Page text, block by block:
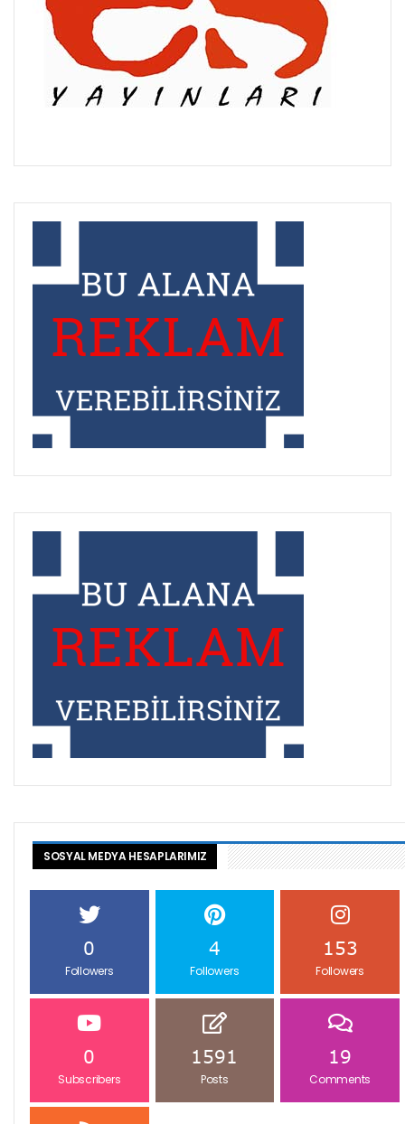
SOSYAL MEDYA HESAPLARIMIZ
0
Followers
4
Followers
153
Followers
0
Subscribers
1591
Posts
19
Comments